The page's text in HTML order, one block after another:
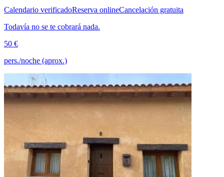
Calendario verificadoReserva onlineCancelación gratuita
Todavía no se te cobrará nada.
50 €
pers./noche (aprox.)